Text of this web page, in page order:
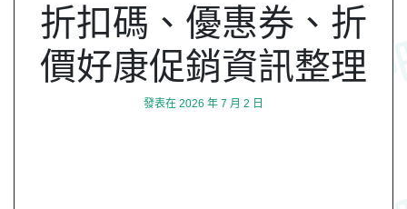
折扣碼、優惠券、折
價好康促銷資訊整理
發表在 2026 年 7 月 2 日